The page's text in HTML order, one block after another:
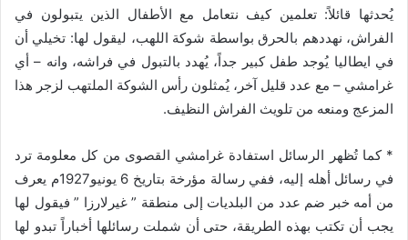
يُحدثها قائلاً: تعلمين كيف نتعامل مع الأطفال الذين يتبولون في
الفراش، نهددهم بالحرق بواسطة شوكة اللهب، ليقول لها: تخيلي أن
في ايطاليا يُوجد طفل كبير جداً، يُهدد بالتبول في فراشه، وانه – أي
غرامشي – مع عدد قليل آخر، يُمثلون رأس الشوكة الملتهب لزجر هذا
المزعج ومنعه من تلويث الفراش النظيف.
* كما تُظهر الرسائل استفادة غرامشي القصوى من كل معلومة ترد
في رسائل أهله إليه، ففي رسالة مؤرخة بتاريخ 6 يونيو1927م يعرف
من أمه خبر ضم عدد من البلديات إلى منطقة ” غيرلارزا ” فيقول لها
يجب أن تكتب بهذه الطريقة، حتى أن شملت رسائلها أخباراً تبدو لها